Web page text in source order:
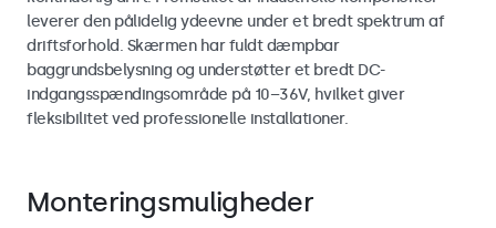
leverer den pålidelig ydeevne under et bredt spektrum af
driftsforhold. Skærmen har fuldt dæmpbar
baggrundsbelysning og understøtter et bredt DC-
indgangsspændingsområde på 10–36V, hvilket giver
fleksibilitet ved professionelle installationer.
Monteringsmuligheder